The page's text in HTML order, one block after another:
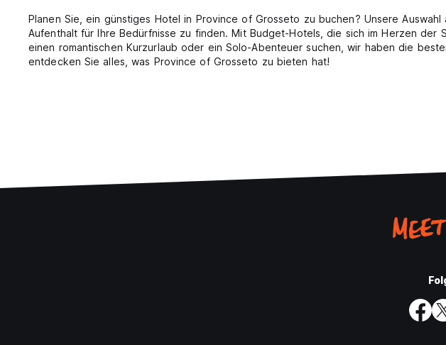
Planen Sie, ein günstiges Hotel in Province of Grosseto zu buchen? Unsere
Aufenthalt für Ihre Bedürfnisse zu finden. Mit Budget-Hotels, die sich im Herzen
einen romantischen Kurzurlaub oder ein Solo-Abenteuer suchen, wir haben die
entdecken Sie alles, was Province of Grosseto zu bieten hat!